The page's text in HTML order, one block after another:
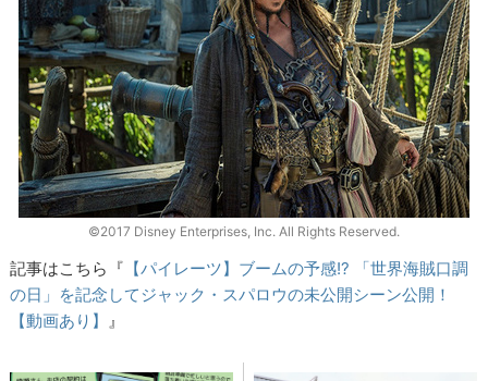
©2017 Disney Enterprises, Inc. All Rights Reserved.
記事はこちら『 【パイレーツ】ブームの予感!? 「世界海賊口調
の日」を記念してジャック・スパロウの未公開シーン公開！
【動画あり】
』